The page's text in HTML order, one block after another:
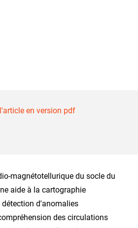
en version pdf
magnétotellurique du socle du
aide à la cartographie
détection d'anomalies
des circulations